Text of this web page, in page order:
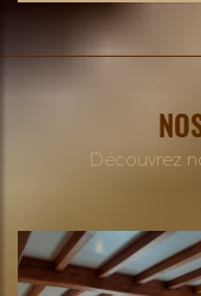
Découvrez